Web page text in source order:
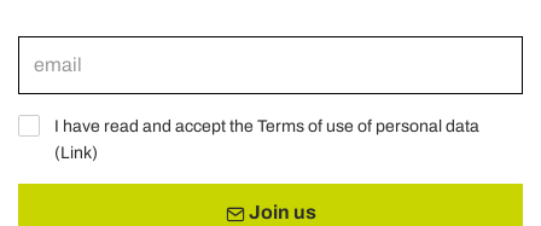
I have read and accept the Terms of use of personal data
(Link)
Join us